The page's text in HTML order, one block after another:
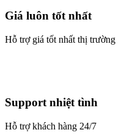
Giá luôn tốt nhất
Hỗ trợ giá tốt nhất thị trường
Support nhiệt tình
Hỗ trợ khách hàng 24/7